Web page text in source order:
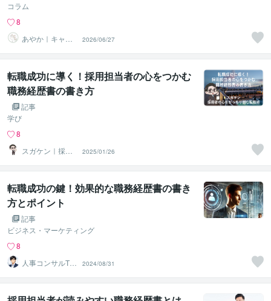
コラム
8
あやか｜キャリ
アと自己理解コ
ーチ
2026/06/27
転職成功に導く！採用担当者の心をつかむ
職務経歴書の書き方
記事
学び
8
スガケン｜採用
者の心をがっち
り掴む転職術
2025/01/26
転職成功の鍵！効果的な職務経歴書の書き
方とポイント
記事
ビジネス・マーケティング
8
人事コンサルTak
a
2024/08/31